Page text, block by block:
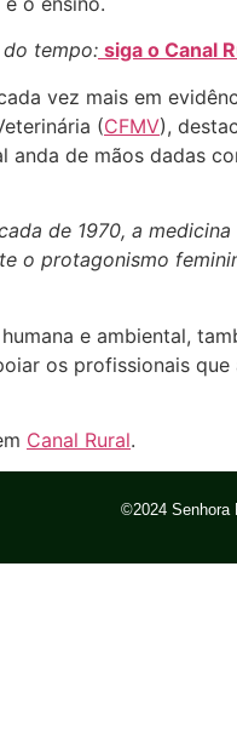
tempo: siga o Canal
vez mais em
(CFMV),
anda de mãos dadas
de 1970, a
o protagonismo
e ambiental,
os profissionais que
Canal Rural.
©2024 Senhora